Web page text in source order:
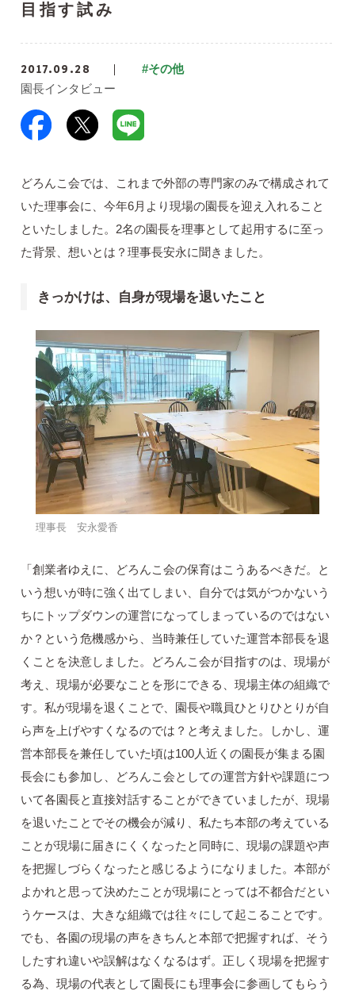
目指す試み
2017.09.28
#その他
園長インタビュー
どろんこ会では、これまで外部の専門家のみで構成されて
いた理事会に、今年6月より現場の園長を迎え入れること
といたしました。2名の園長を理事として起用するに至っ
た背景、想いとは？理事長安永に聞きました。
きっかけは、自身が現場を退いたこと
理事長 安永愛香
「創業者ゆえに、どろんこ会の保育はこうあるべきだ。と
いう想いが時に強く出てしまい、自分では気がつかないう
ちにトップダウンの運営になってしまっているのではない
か？という危機感から、当時兼任していた運営本部長を退
くことを決意しました。どろんこ会が目指すのは、現場が
考え、現場が必要なことを形にできる、現場主体の組織で
す。私が現場を退くことで、園長や職員ひとりひとりが自
ら声を上げやすくなるのでは？と考えました。しかし、運
営本部長を兼任していた頃は100人近くの園長が集まる園
長会にも参加し、どろんこ会としての運営方針や課題につ
いて各園長と直接対話することができていましたが、現場
を退いたことでその機会が減り、私たち本部の考えている
ことが現場に届きにくくなったと同時に、現場の課題や声
を把握しづらくなったと感じるようになりました。本部が
よかれと思って決めたことが現場にとっては不都合だとい
うケースは、大きな組織では往々にして起こることです。
でも、各園の現場の声をきちんと本部で把握すれば、そう
したすれ違いや誤解はなくなるはず。正しく現場を把握す
る為、現場の代表として園長にも理事会に参画してもらう